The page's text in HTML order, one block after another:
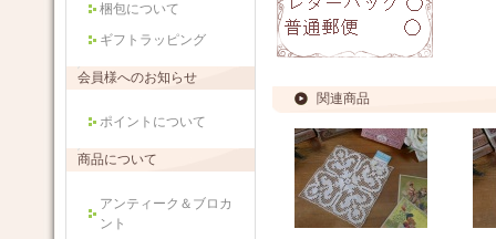
梱包について
ギフトラッピング
会員様へのお知らせ
ポイントについて
商品について
アンティーク＆ブロカ
ント
関連商品